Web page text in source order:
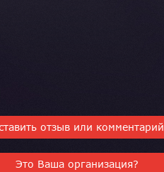
отзыв или комментарий
Это Ваша организация?